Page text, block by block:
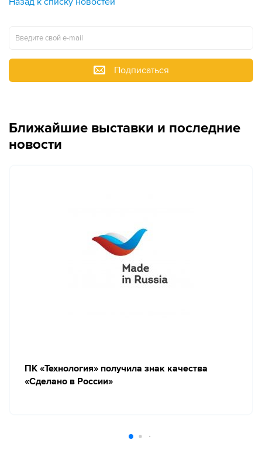
Подписаться
Ближайшие выставки и последние
новости
ПК «Технология» получила знак качества
«Сделано в России»